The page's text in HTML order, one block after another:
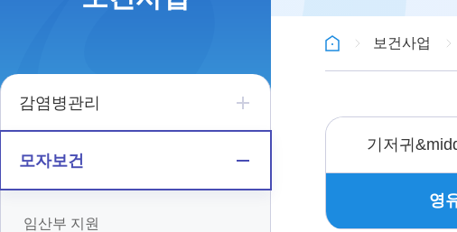
감염병관리
모자보건
임산부 지원
보건사업
기저귀
영